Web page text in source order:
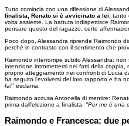
Tutto comincia con una riflessione di
finalista, Renato si è avvicinato a lei ,
volta assieme. La battuta indispettisce
pensare questo del ragazzo, certe
Poco dopo, Alessandra riprende Raimondo
perché in contrasto con il sentimento che
Raimondo interrompe subito Alessandra:
intenzione intromettersi nei fatti della
proprio atteggiamento nei confronti di Lucia
ha seguito l'evolversi del loro rapporto e ha
fa!" esclama.
Raimondo accusa Antonella di mentire:
prima dall'elezione a finalista. "Per me è una
Raimondo e Francesca: due